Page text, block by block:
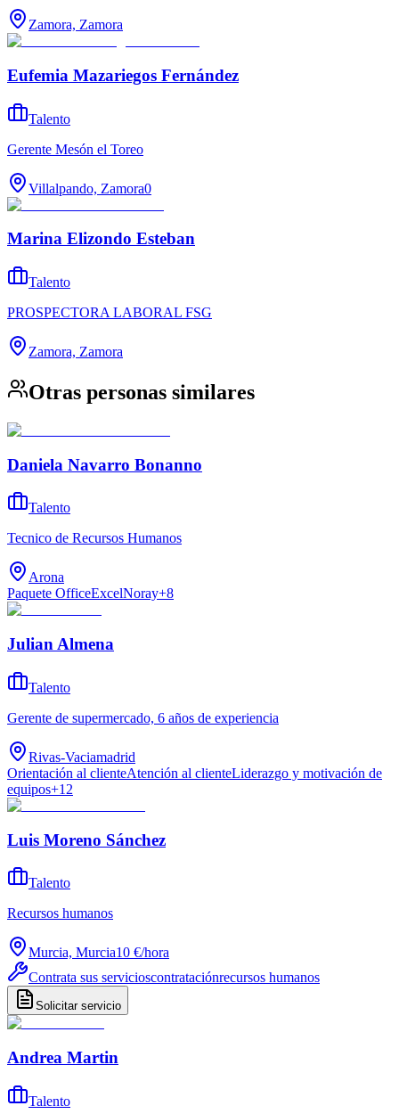
Zamora, Zamora
Eufemia Mazariegos Fernández
Talento
Gerente Mesón el Toreo
Villalpando, Zamora0
Marina Elizondo Esteban
Talento
PROSPECTORA LABORAL FSG
Zamora, Zamora
Otras personas similares
Daniela Navarro Bonanno
Talento
Tecnico de Recursos Humanos
Arona
Paquete OfficeExcelNoray+8
Julian Almena
Talento
Gerente de supermercado, 6 años de experiencia
Rivas-Vaciamadrid
Orientación al clienteAtención al clienteLiderazgo y motivación de
equipos+12
Luis Moreno Sánchez
Talento
Recursos humanos
Murcia, Murcia10 €/hora
Contrata sus servicioscontrataciónrecursos humanos
Solicitar servicio
Andrea Martin
Talento